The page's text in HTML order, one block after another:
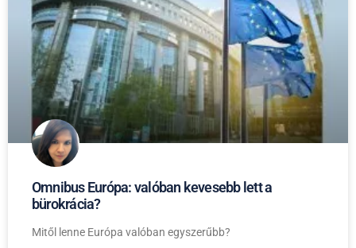
Omnibus Európa: valóban kevesebb lett a
bürokrácia?
Mitől lenne Európa valóban egyszerűbb?